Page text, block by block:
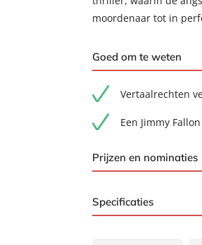
moordenaar tot in
Goed om te weten
Vertaalrechten
Een Jimmy
Prijzen en nominaties
Specificaties